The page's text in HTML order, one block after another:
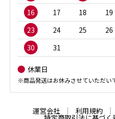
16
17 18 19
23
24 25 26
30
31
休業日
※商品発送はお休みさせていただい
運営会社 利用規約